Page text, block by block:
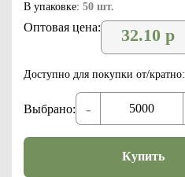
В упаковке: 50 шт.
Оптовая цена: 32.10 р
Доступно для покупки от/кратно:
Выбрано: -
Купить